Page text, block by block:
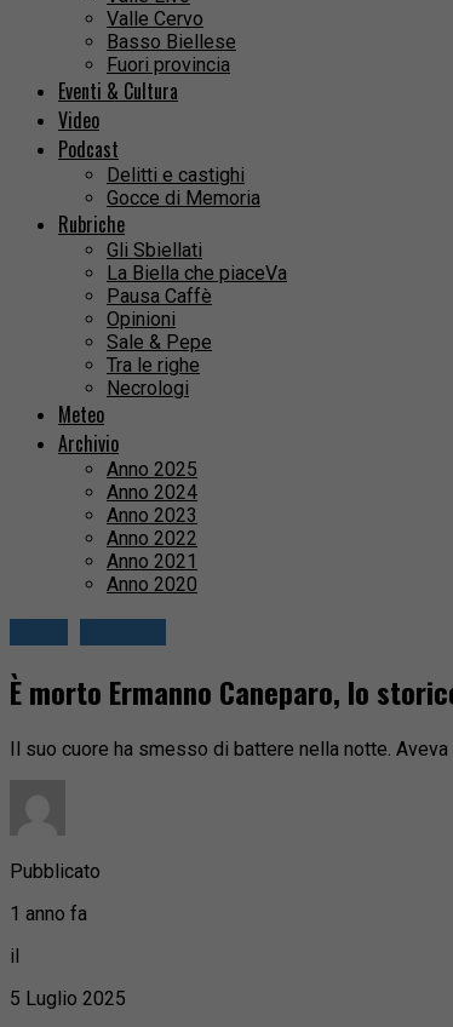
Valle Cervo
Basso Biellese
Fuori provincia
Eventi & Cultura
Video
Podcast
Delitti e castighi
Gocce di Memoria
Rubriche
Gli Sbiellati
La Biella che piaceVa
Pausa Caffè
Opinioni
Sale & Pepe
Tra le righe
Necrologi
Meteo
Archivio
Anno 2025
Anno 2024
Anno 2023
Anno 2022
Anno 2021
Anno 2020
È morto Ermanno Caneparo, lo
Il suo cuore ha smesso di battere nella notte. Aveva
Pubblicato
1 anno fa
il
5 Luglio 2025